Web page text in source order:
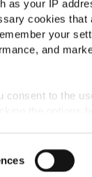
as your IP
cookies
your
and
consent to the
link in the
©2026 McCain®